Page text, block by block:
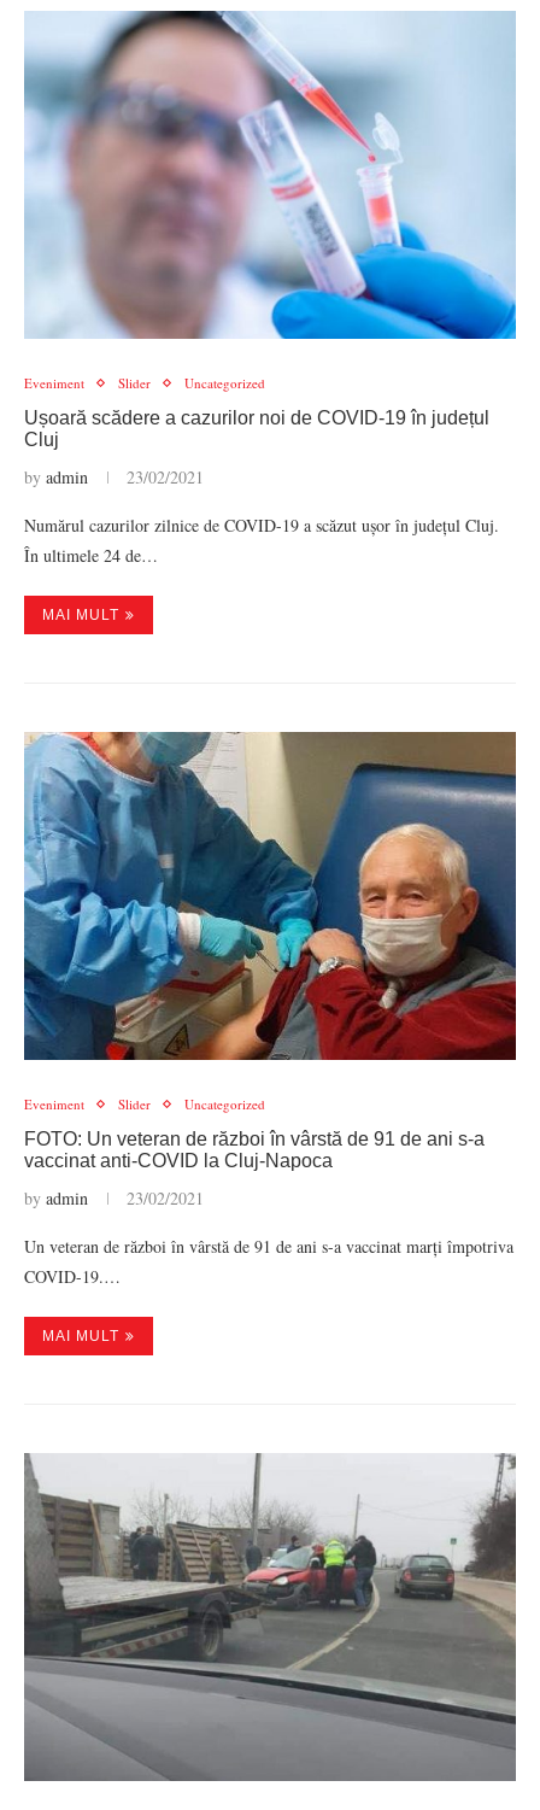
Eveniment Slider Uncategorized
Ușoară scădere a cazurilor noi de COVID-19 în județul
Cluj
by admin 23/02/2021
Numărul cazurilor zilnice de COVID-19 a scăzut ușor în județul Cluj.
În ultimele 24 de…
MAI MULT
Eveniment Slider Uncategorized
FOTO: Un veteran de război în vârstă de 91 de ani s-a
vaccinat anti-COVID la Cluj-Napoca
by admin 23/02/2021
Un veteran de război în vârstă de 91 de ani s-a vaccinat marți împotriva
COVID-19.…
MAI MULT